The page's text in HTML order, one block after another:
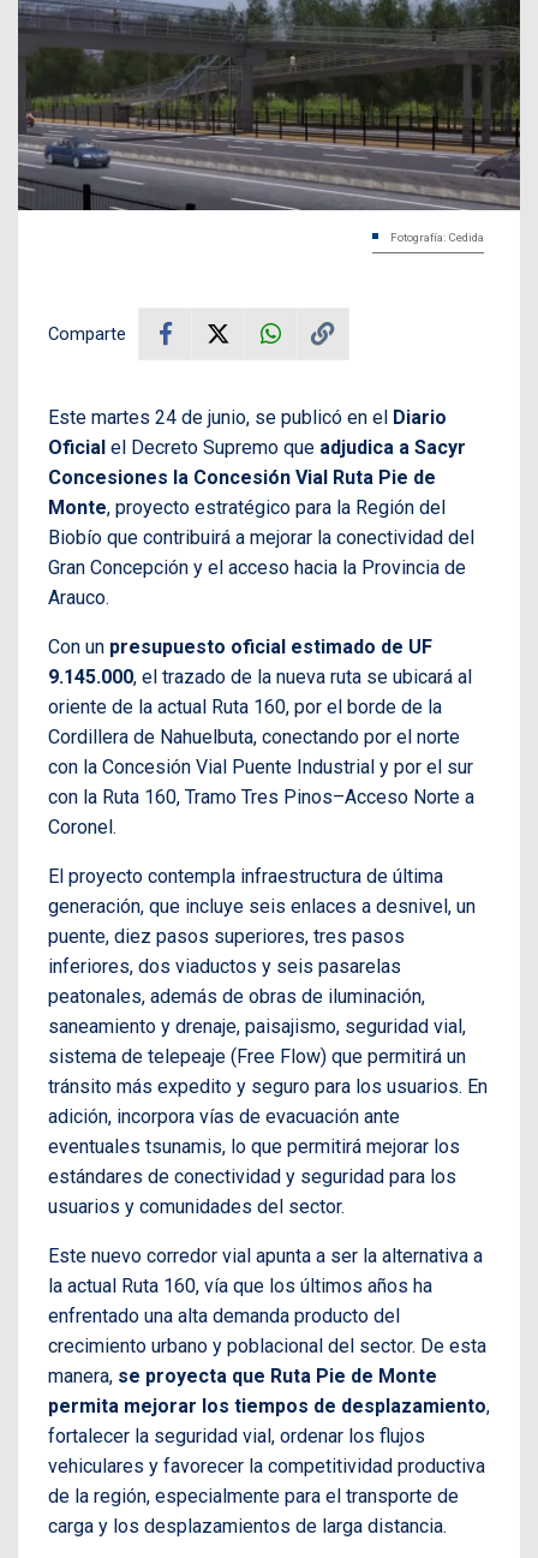
Fotografía: Cedida
Comparte
Este martes 24 de junio, se publicó en el Diario
Oficial el Decreto Supremo que adjudica a Sacyr
Concesiones la Concesión Vial Ruta Pie de
Monte, proyecto estratégico para la Región del
Biobío que contribuirá a mejorar la conectividad del
Gran Concepción y el acceso hacia la Provincia de
Arauco.
Con un presupuesto oficial estimado de UF
9.145.000, el trazado de la nueva ruta se ubicará al
oriente de la actual Ruta 160, por el borde de la
Cordillera de Nahuelbuta, conectando por el norte
con la Concesión Vial Puente Industrial y por el sur
con la Ruta 160, Tramo Tres Pinos–Acceso Norte a
Coronel.
El proyecto contempla infraestructura de última
generación, que incluye seis enlaces a desnivel, un
puente, diez pasos superiores, tres pasos
inferiores, dos viaductos y seis pasarelas
peatonales, además de obras de iluminación,
saneamiento y drenaje, paisajismo, seguridad vial,
sistema de telepeaje (Free Flow) que permitirá un
tránsito más expedito y seguro para los usuarios. En
adición, incorpora vías de evacuación ante
eventuales tsunamis, lo que permitirá mejorar los
estándares de conectividad y seguridad para los
usuarios y comunidades del sector.
Este nuevo corredor vial apunta a ser la alternativa a
la actual Ruta 160, vía que los últimos años ha
enfrentado una alta demanda producto del
crecimiento urbano y poblacional del sector. De esta
manera, se proyecta que Ruta Pie de Monte
permita mejorar los tiempos de desplazamiento,
fortalecer la seguridad vial, ordenar los flujos
vehiculares y favorecer la competitividad productiva
de la región, especialmente para el transporte de
carga y los desplazamientos de larga distancia.